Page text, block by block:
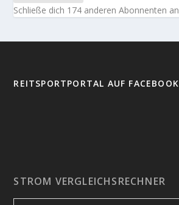
Schließe dich 174 anderen Abonnenten an
REITSPORTPORTAL AUF FACEBOOK
STROM VERGLEICHSRECHNER